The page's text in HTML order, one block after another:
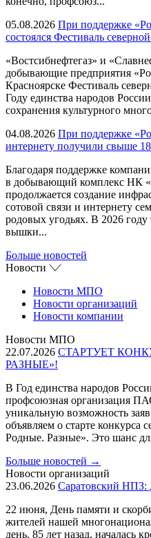
05.08.2026 При поддержке
состоялся Фестиваль
«Востсибнефтегаз» и
добывающие предприятия
Красноярске Фестиваль
Году единства народов
сохранения культурного
04.08.2026 При поддержке
интернету получили свыше
Благодаря поддержке
в добывающий комплекс НК
продолжается создание
сотовой связи и интернету
родовых угодьях. В 2026
вышки...
Больше новостей
Новости
Новости МПО
Новости организаций
Новости компании
Новости МПО
22.07.2026 СТАРТУЕТ
РАЗНЫЕ»!
В Год единства народов
профсоюзная организация
уникальную возможность
объявляем о старте
Родные. Разные». Это шанс
Больше новостей →
Новости организаций
23.06.2026 Саратовский НПЗ:
22 июня, День памяти и
жителей нашей
день, 85 лет назад, началась